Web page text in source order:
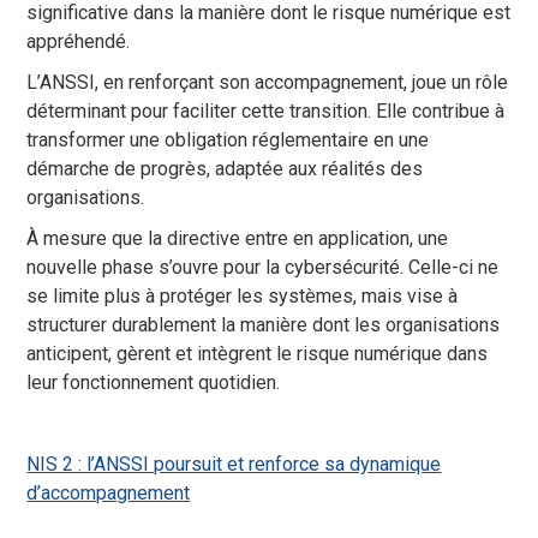
significative dans la manière dont le risque numérique est
appréhendé.
L’ANSSI, en renforçant son accompagnement, joue un rôle
déterminant pour faciliter cette transition. Elle contribue à
transformer une obligation réglementaire en une
démarche de progrès, adaptée aux réalités des
organisations.
À mesure que la directive entre en application, une
nouvelle phase s’ouvre pour la cybersécurité. Celle-ci ne
se limite plus à protéger les systèmes, mais vise à
structurer durablement la manière dont les organisations
anticipent, gèrent et intègrent le risque numérique dans
leur fonctionnement quotidien.
NIS 2 : l’ANSSI poursuit et renforce sa dynamique
d’accompagnement